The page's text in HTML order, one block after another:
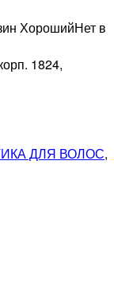
ХорошийНет в
1824,
ДЛЯ ВОЛОС,